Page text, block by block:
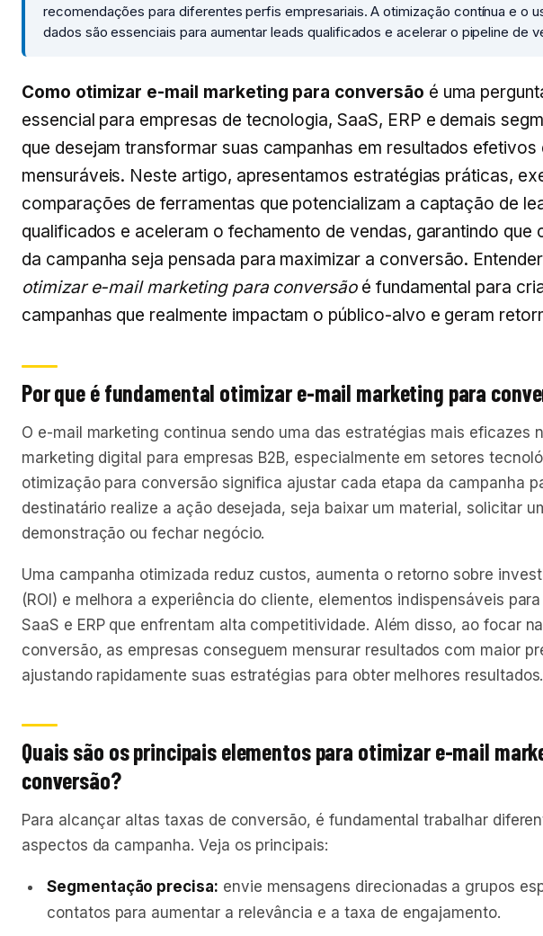
recomendações para diferentes perfis empresariais. A otimização contínua e o
dados são essenciais para aumentar leads qualificados e acelerar o pipeline de
Como otimizar e-mail marketing para conversão é uma
essencial para empresas de tecnologia, SaaS, ERP e demais
que desejam transformar suas campanhas em resultados efetivos
mensuráveis. Neste artigo, apresentamos estratégias práticas,
comparações de ferramentas que potencializam a captação de
qualificados e aceleram o fechamento de vendas, garantindo que
da campanha seja pensada para maximizar a conversão. Entender
otimizar e-mail marketing para conversãoé fundamental para
campanhas que realmente impactam o público-alvo e geram
Por que é fundamental otimizar e-mail marketing para
O e-mail marketing continua sendo uma das estratégias mais eficazes
marketing digital para empresas B2B, especialmente em setores
otimização para conversão significa ajustar cada etapa da campanha
destinatário realize a ação desejada, seja baixar um material, solicitar
demonstração ou fechar negócio.
Uma campanha otimizada reduz custos, aumenta o retorno sobre
(ROI) e melhora a experiência do cliente, elementos indispensáveis
SaaS e ERP que enfrentam alta competitividade. Além disso, ao focar na
conversão, as empresas conseguem mensurar resultados com maior
ajustando rapidamente suas estratégias para obter melhores resultados.
Quais são os principais elementos para otimizar e-mail
conversão?
Para alcançar altas taxas de conversão, é fundamental trabalhar
aspectos da campanha. Veja os principais:
Segmentação precisa: envie mensagens direcionadas a grupos
contatos para aumentar a relevância e a taxa de engajamento.